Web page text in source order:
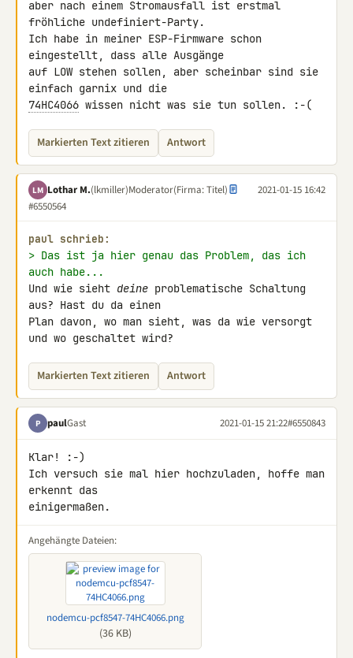
aber nach einem Stromausfall ist erstmal
fröhliche undefiniert-Party.
Ich habe in meiner ESP-Firmware schon
eingestellt, dass alle Ausgänge
auf LOW stehen sollen, aber scheinbar sind sie
74HC4066 wissen nicht was sie tun sollen. :-(
Markierten Text zitieren Antwort
LM Lothar M.(lkmiller)Moderator(Firma: Titel)
2021-01-15 16:42
#6550564
paul schrieb:
> Das ist ja hier genau das Problem, das ich
auch habe...
Und wie sieht deine problematische Schaltung
aus? Hast du da einen
Plan davon, wo man sieht, was da wie versorgt
und wo geschaltet wird?
Markierten Text zitieren Antwort
P paulGast 2021-01-15 21:22#6550843
Klar! :-)
Ich versuch sie mal hier hochzuladen, hoffe man
erkennt das
einigermaßen.
Angehängte Dateien:
nodemcu-pcf8547-74HC4066.png
(36 KB)